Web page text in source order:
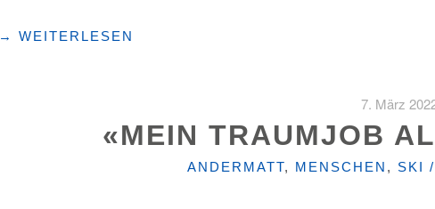
"ZU
HÜTTENERLEBNIS
→ WEITERLESEN
7. März
«MEIN TRAUMJOB
KATEGORIEN
ANDERMATT, MENSCHEN , SKI